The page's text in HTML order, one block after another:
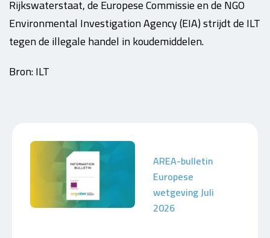
Rijkswaterstaat, de Europese Commissie en de NGO
Environmental Investigation Agency (EIA) strijdt de ILT
tegen de illegale handel in koudemiddelen.
Bron: ILT
AREA-bulletin
Europese
wetgeving Juli
2026